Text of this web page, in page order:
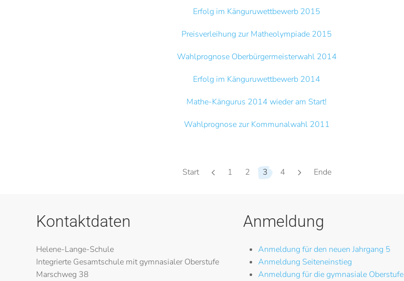
Erfolg im Känguruwettbewerb 2015
Preisverleihung zur Matheolympiade 2015
Wahlprognose Oberbürgermeisterwahl 2014
Erfolg im Känguruwettbewerb 2014
Mathe-Kängurus 2014 wieder am Start!
Wahlprognose zur Kommunalwahl 2011
Start 1 2 3 4 Ende
Kontaktdaten
Helene-Lange-Schule
Integrierte Gesamtschule mit gymnasialer Oberstufe
Marschweg 38
Anmeldung
Anmeldung für den neuen Jahrgang 5
Anmeldung Seiteneinstieg
Anmeldung für die gymnasiale Oberstufe